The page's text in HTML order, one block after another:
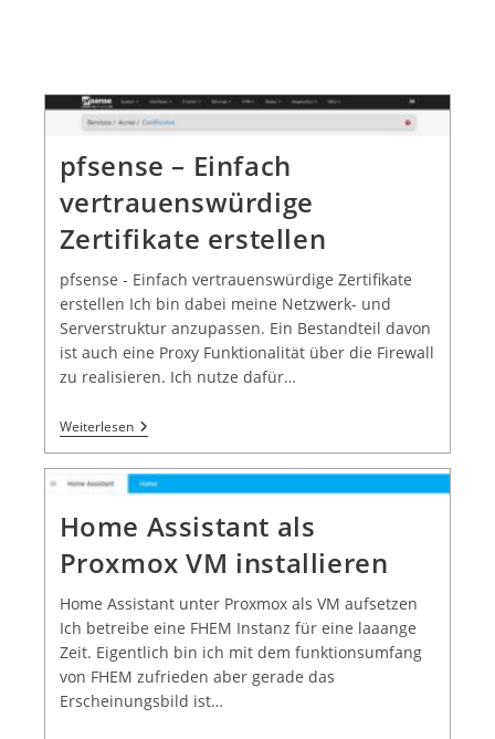
pfsense – Einfach
vertrauenswürdige
Zertifikate erstellen
pfsense - Einfach vertrauenswürdige Zertifikate
erstellen Ich bin dabei meine Netzwerk- und
Serverstruktur anzupassen. Ein Bestandteil davon
ist auch eine Proxy Funktionalität über die Firewall
zu realisieren. Ich nutze dafür…
Weiterlesen
Home Assistant als
Proxmox VM installieren
Home Assistant unter Proxmox als VM aufsetzen
Ich betreibe eine FHEM Instanz für eine laaange
Zeit. Eigentlich bin ich mit dem funktionsumfang
von FHEM zufrieden aber gerade das
Erscheinungsbild ist…